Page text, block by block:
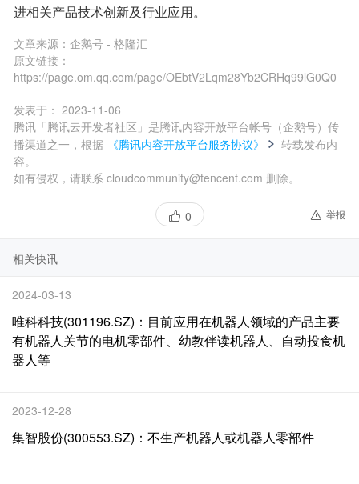
进相关产品技术创新及行业应用。
文章来源： 企鹅号 - 格隆汇
原文链接：
https://page.om.qq.com/page/OEbtV2Lqm28Yb2CRHq99lG0Q0
发表于： 2023-11-06
腾讯「腾讯云开发者社区」是腾讯内容开放平台帐号（企鹅号）传
播渠道之一，根据
《腾讯内容开放平台服务协议》
转载发布内
容。
如有侵权，请联系 cloudcommunity@tencent.com 删除。
0 举报
相关快讯
2024-03-13
唯科科技(301196.SZ)：目前应用在机器人领域的产品主要
有机器人关节的电机零部件、幼教伴读机器人、自动投食机
器人等
2023-12-28
集智股份(300553.SZ)：不生产机器人或机器人零部件